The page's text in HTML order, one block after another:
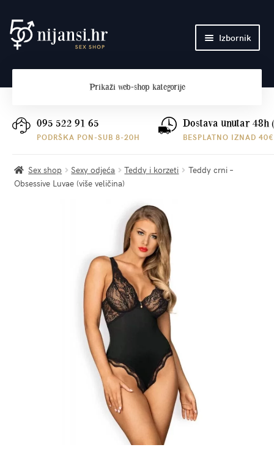
Preskoči
na
Skoči
do
Izbornik
Plaćanje i dostava
Prikaži web-shop kategorije
095 522 91 65
PODRŠKA PON-SUB 8-20H
Dostava unutar 48h
BESPLATNO IZNAD 40€
Sex shop Sexy odjeća Teddy i korzeti
Teddy crni –
Obsessive Luvae (više veličina)